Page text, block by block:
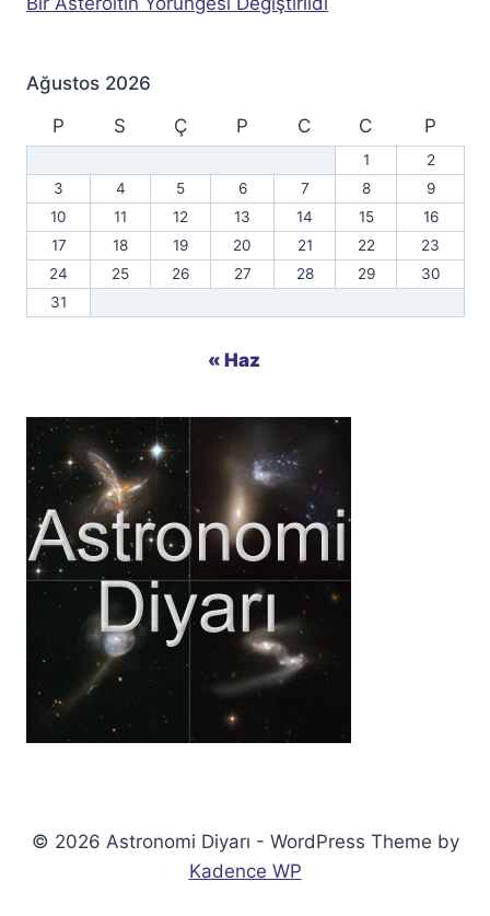
Ağustos 2026
P
S Ç P C C P
1
2
3
4 5 6 7 8
9
10
11 12 13 14 15
16
17
18 19 20 21 22
23
24
25 26 27 28 29
30
31
« Haz
© 2026 Astronomi Diyarı - WordPress Theme by
Kadence WP